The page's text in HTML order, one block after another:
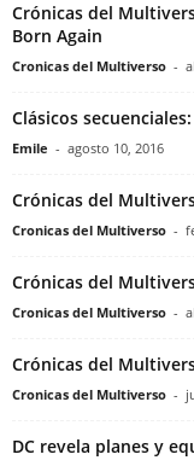
Crónicas del
Born Again
Cronicas del Multiverso -
Clásicos
Emile - agosto 10, 2016
Crónicas del
Cronicas del Multiverso -
Crónicas del
Cronicas del Multiverso -
Crónicas del
Cronicas del Multiverso -
DC revela planes y